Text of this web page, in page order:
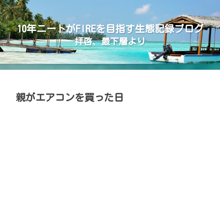
10年ニートがFIREを目指す生態記録ブログ
拝啓、最下層より
親がエアコンを買った日